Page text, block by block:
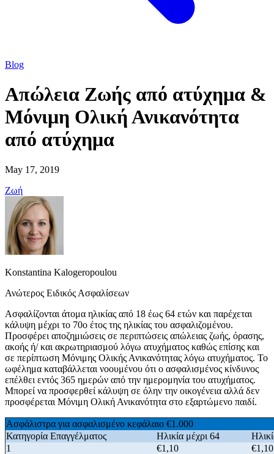
Blog
Απώλεια Ζωής από ατύχημα &
Μόνιμη Ολική Ανικανότητα
από ατύχημα
May 17, 2019
Ζωή
Konstantina Kalogeropoulou
Ανώτερος Ειδικός Ασφαλίσεων
Ασφαλίζονται άτομα ηλικίας από 18 έως 64 ετών και παρέχεται
κάλυψη μέχρι το 70ο έτος της ηλικίας του ασφαλιζομένου.
Προσφέρει αποζημιώσεις σε περιπτώσεις απώλειας ζωής, όρασης,
ακοής ή/ και ακρωτηριασμού λόγω ατυχήματος καθώς επίσης και
σε περίπτωση Μόνιμης Ολικής Ανικανότητας λόγω ατυχήματος. Το
ωφέλημα καταβάλλεται νοουμένου ότι ο ασφαλισμένος κίνδυνος
επέλθει εντός 365 ημερών από την ημερομηνία του ατυχήματος.
Μπορεί να προσφερθεί κάλυψη σε όλην την οικογένεια αλλά δεν
προσφέρεται Μόνιμη Ολική Ανικανότητα στο εξαρτώμενο παιδί.
Ασφάλιστρα για ασφαλισμένο κεφάλαιο €1.000
Κατηγορία Επαγγέλματος
Ηλικία μέχρι 64
1
€1,10
€1,10